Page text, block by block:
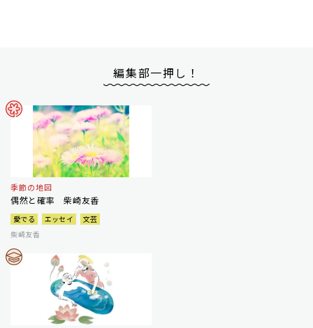
編集部一押し！
季節の地図
偶然と確率 柴崎友香
愛でる エッセイ
文芸
柴崎友香